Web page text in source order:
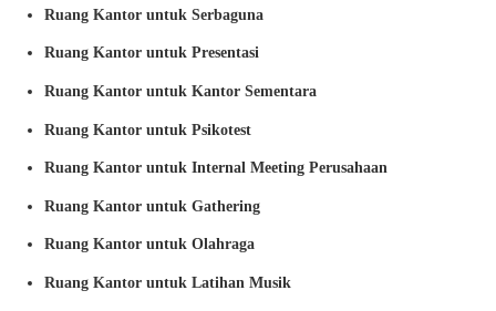
Ruang Kantor untuk Serbaguna
Ruang Kantor untuk Presentasi
Ruang Kantor untuk Kantor Sementara
Ruang Kantor untuk Psikotest
Ruang Kantor untuk Internal Meeting Perusahaan
Ruang Kantor untuk Gathering
Ruang Kantor untuk Olahraga
Ruang Kantor untuk Latihan Musik